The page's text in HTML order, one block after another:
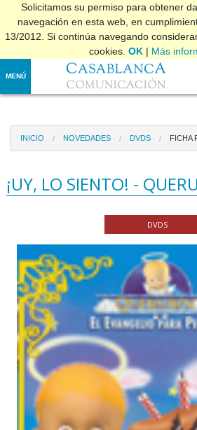
Solicitamos su permiso para obtener
navegación en esta web, en
13/2012. Si continúa navegando
cookies. OK | Más
MENÚ
INICIO NOVEDADES DVDS FICHA
¡UY, LO SIENTO! -
DVDS